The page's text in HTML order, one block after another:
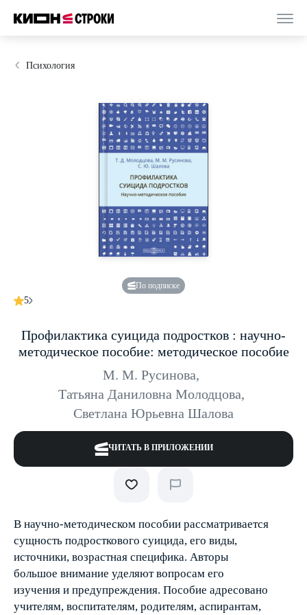
Психология
По подписке
5
Профилактика суицида подростков : научно-
методическое пособие: методическое пособие
М. М. Русинова,
Татьяна Даниловна Молодцова,
Светлана Юрьевна Шалова
ЧИТАТЬ В ПРИЛОЖЕНИИ
В научно-методическом пособии рассматривается
сущность подросткового суицида, его виды,
источники, возрастная специфика. Авторы
большое внимание уделяют вопросам его
изучения и предупреждения. Пособие адресовано
учителям, воспитателям, родителям, аспирантам,